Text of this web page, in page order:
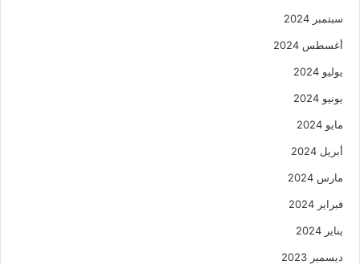
سبتمبر 2024
أغسطس 2024
يوليو 2024
يونيو 2024
مايو 2024
أبريل 2024
مارس 2024
فبراير 2024
يناير 2024
ديسمبر 2023